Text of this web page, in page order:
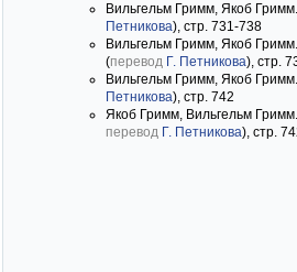
Вильгельм Гримм, Якоб Гримм.
Петникова), стр. 731-738
Вильгельм Гримм, Якоб Гримм.
(перевод Г. Петникова), стр.
Вильгельм Гримм, Якоб Гримм.
Петникова), стр. 742
Якоб Гримм, Вильгельм Гримм.
перевод Г. Петникова), стр.